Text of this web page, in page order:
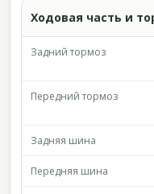
Ходовая часть и
Задний тормоз
Передний тормоз
Задняя шина
Передняя шина